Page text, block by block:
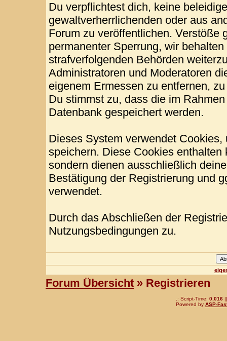
Du verpflichtest dich, keine
gewaltverherrlichenden oder aus
Forum zu veröffentlichen. Verstöße
permanenter Sperrung, wir
strafverfolgenden Behörden
Administratoren und Moderatoren
eigenem Ermessen zu entfernen,
Du stimmst zu, dass die im
Datenbank gespeichert werden.
Dieses System verwendet
speichern. Diese Cookies
sondern dienen ausschließlich
Bestätigung der Registrierung und
verwendet.
Durch das Abschließen der
Nutzungsbedingungen zu.
Forum Übersicht » Registrieren
.: Script-Time: 0,016||
Powered by ASP-